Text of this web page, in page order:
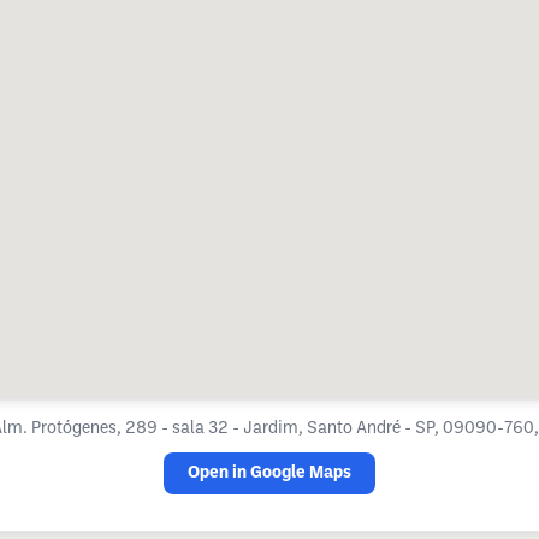
Protógenes, 289 - sala 32 - Jardim, Santo André - SP, 09090-
Open in Google Maps